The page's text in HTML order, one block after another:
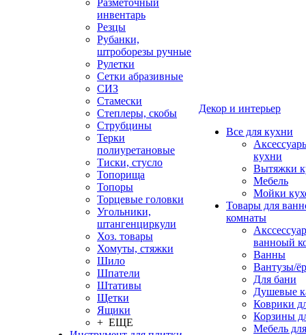
Разметочный
инвентарь
Резцы
Рубанки,
штроборезы ручные
Рулетки
Сетки абразивные
СИЗ
Стамески
Степлеры, скобы
Струбцины
Терки
полиуретановые
Тиски, стусло
Топорища
Топоры
Торцевые головки
Угольники,
штангенциркули
Хоз. товары
Хомуты, стяжки
Шило
Шпатели
Штативы
Щетки
Ящики
+ ЕЩЕ
Декор и интерьер
Все для кухни
кухни
Вытяжки
Мебель
Мойки
Товары для
комнаты
ванноый
Ванны
Вантузы/
Для бани
Душевые
Коврики
Корзины
Мебель